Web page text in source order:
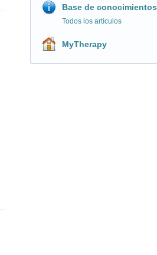
Base de conocimientos
Todos los artículos
MyTherapy